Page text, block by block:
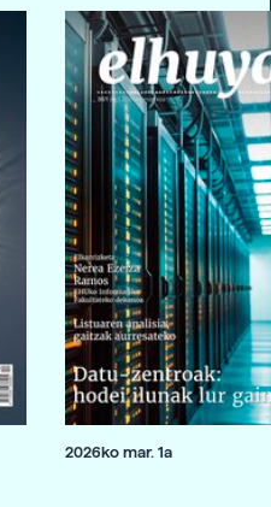
2026ko mar. 1a